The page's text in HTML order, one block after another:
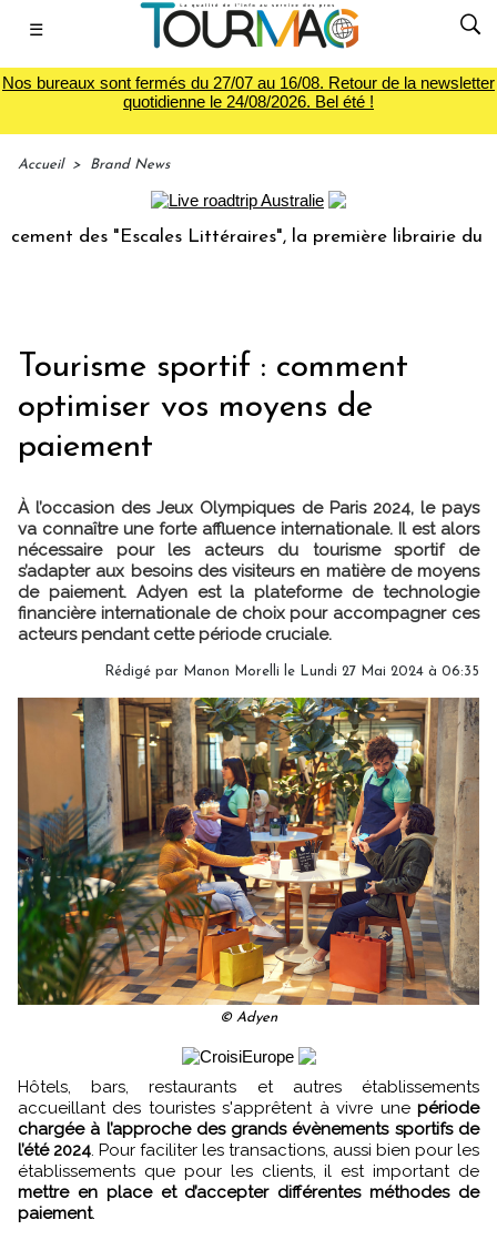
☰
Nos bureaux sont fermés du 27/07 au 16/08. Retour de la newsletter
quotidienne le 24/08/2026. Bel été !
Accueil > Brand News
des "Escales Littéraires", la première librairie du voyage
Tourisme sportif : comment
optimiser vos moyens de
paiement
À l’occasion des Jeux Olympiques de Paris 2024, le pays
va connaître une forte affluence internationale. Il est alors
nécessaire pour les acteurs du tourisme sportif de
s’adapter aux besoins des visiteurs en matière de moyens
de paiement. Adyen est la plateforme de technologie
financière internationale de choix pour accompagner ces
acteurs pendant cette période cruciale.
Rédigé par Manon Morelli le Lundi 27 Mai 2024 à 06:35
© Adyen
Hôtels, bars, restaurants et autres établissements
accueillant des touristes s'apprêtent à vivre une période
chargée à l’approche des grands évènements sportifs de
l’été 2024. Pour faciliter les transactions, aussi bien pour les
établissements que pour les clients, il est important de
mettre en place et d’accepter différentes méthodes de
paiement.